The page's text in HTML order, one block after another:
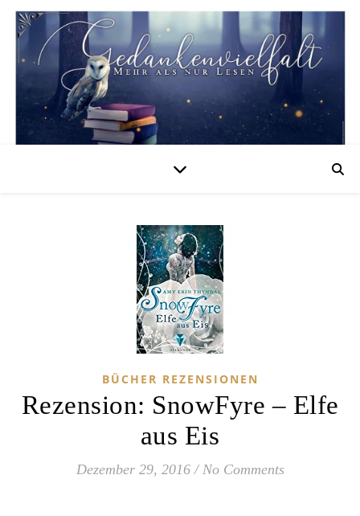
BÜCHER REZENSIONEN
Rezension: SnowFyre – Elfe
aus Eis
Dezember 29, 2016 / No Comments